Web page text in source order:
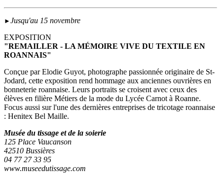
► Jusqu'au 15 novembre
EXPOSITION
"REMAILLER - LA MÉMOIRE VIVE DU TEXTILE EN
ROANNAIS"
Conçue par Elodie Guyot, photographe passionnée originaire de St-
Jodard, cette exposition rend hommage aux anciennes ouvrières en
bonneterie roannaise. Leurs portraits se croisent avec ceux des
élèves en filière Métiers de la mode du Lycée Carnot à Roanne.
Focus aussi sur l'une des dernières entreprises de tricotage roannaise
: Henitex Bel Maille.
Musée du tissage et de la soierie
125 Place Vaucanson
42510 Bussières
04 77 27 33 95
www.museedutissage.com